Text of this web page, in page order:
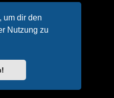
um dir den
Nutzung zu